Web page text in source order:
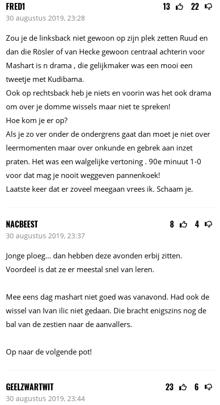
13 22
FRED1
30 augustus 2019, 23:28
Zou je de linksback niet gewoon op zijn plek zetten Ruud en
dan die Rösler of van Hecke gewoon centraal achterin voor
Mashart is n drama , die gelijkmaker was een mooi een
tweetje met Kudibama.
Ook op rechtsback heb je niets en voorin was het ook drama
om over je domme wissels maar niet te spreken!
Hoe kom je er op?
Als je zo ver onder de ondergrens gaat dan moet je niet over
leermomenten maar over onkunde en gebrek aan inzet
praten. Het was een walgelijke vertoning . 90e minuut 1-0
voor dat mag je nooit weggeven pannenkoek!
Laatste keer dat er zoveel meegaan vrees ik. Schaam je.
8 4
NACBEEST
30 augustus 2019, 23:37
Jonge ploeg... dan hebben deze avonden erbij zitten.
Voordeel is dat ze er meestal snel van leren.
Mee eens dag mashart niet goed was vanavond. Had ook de
wissel van Ivan ilic niet gedaan. Die bracht enigszins nog de
bal van de zestien naar de aanvallers.
Op naar de volgende pot!
23 6
GEELZWARTWIT
30 augustus 2019, 23:44